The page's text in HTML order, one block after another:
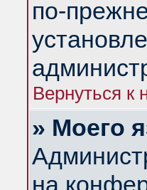
по-
Вернуться к
» Моего
на